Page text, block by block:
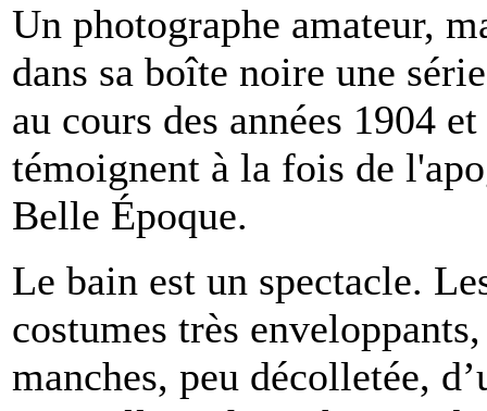
Un photographe amateur,
dans sa boîte noire une
au cours des années 1904
témoignent à la fois de
Belle Époque.
Le bain est un spectacle.
costumes très
manches, peu décolletée,